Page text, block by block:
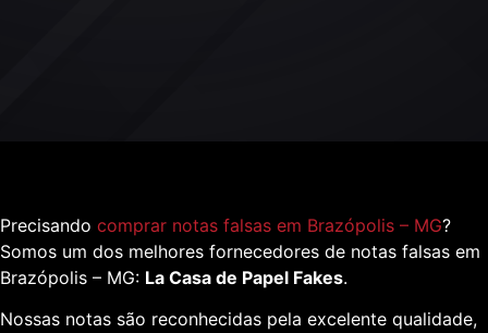
Precisando comprar notas falsas em Brazópolis – MG?
Somos um dos melhores fornecedores de notas falsas em
Brazópolis – MG: La Casa de Papel Fakes.
Nossas notas são reconhecidas pela excelente qualidade,